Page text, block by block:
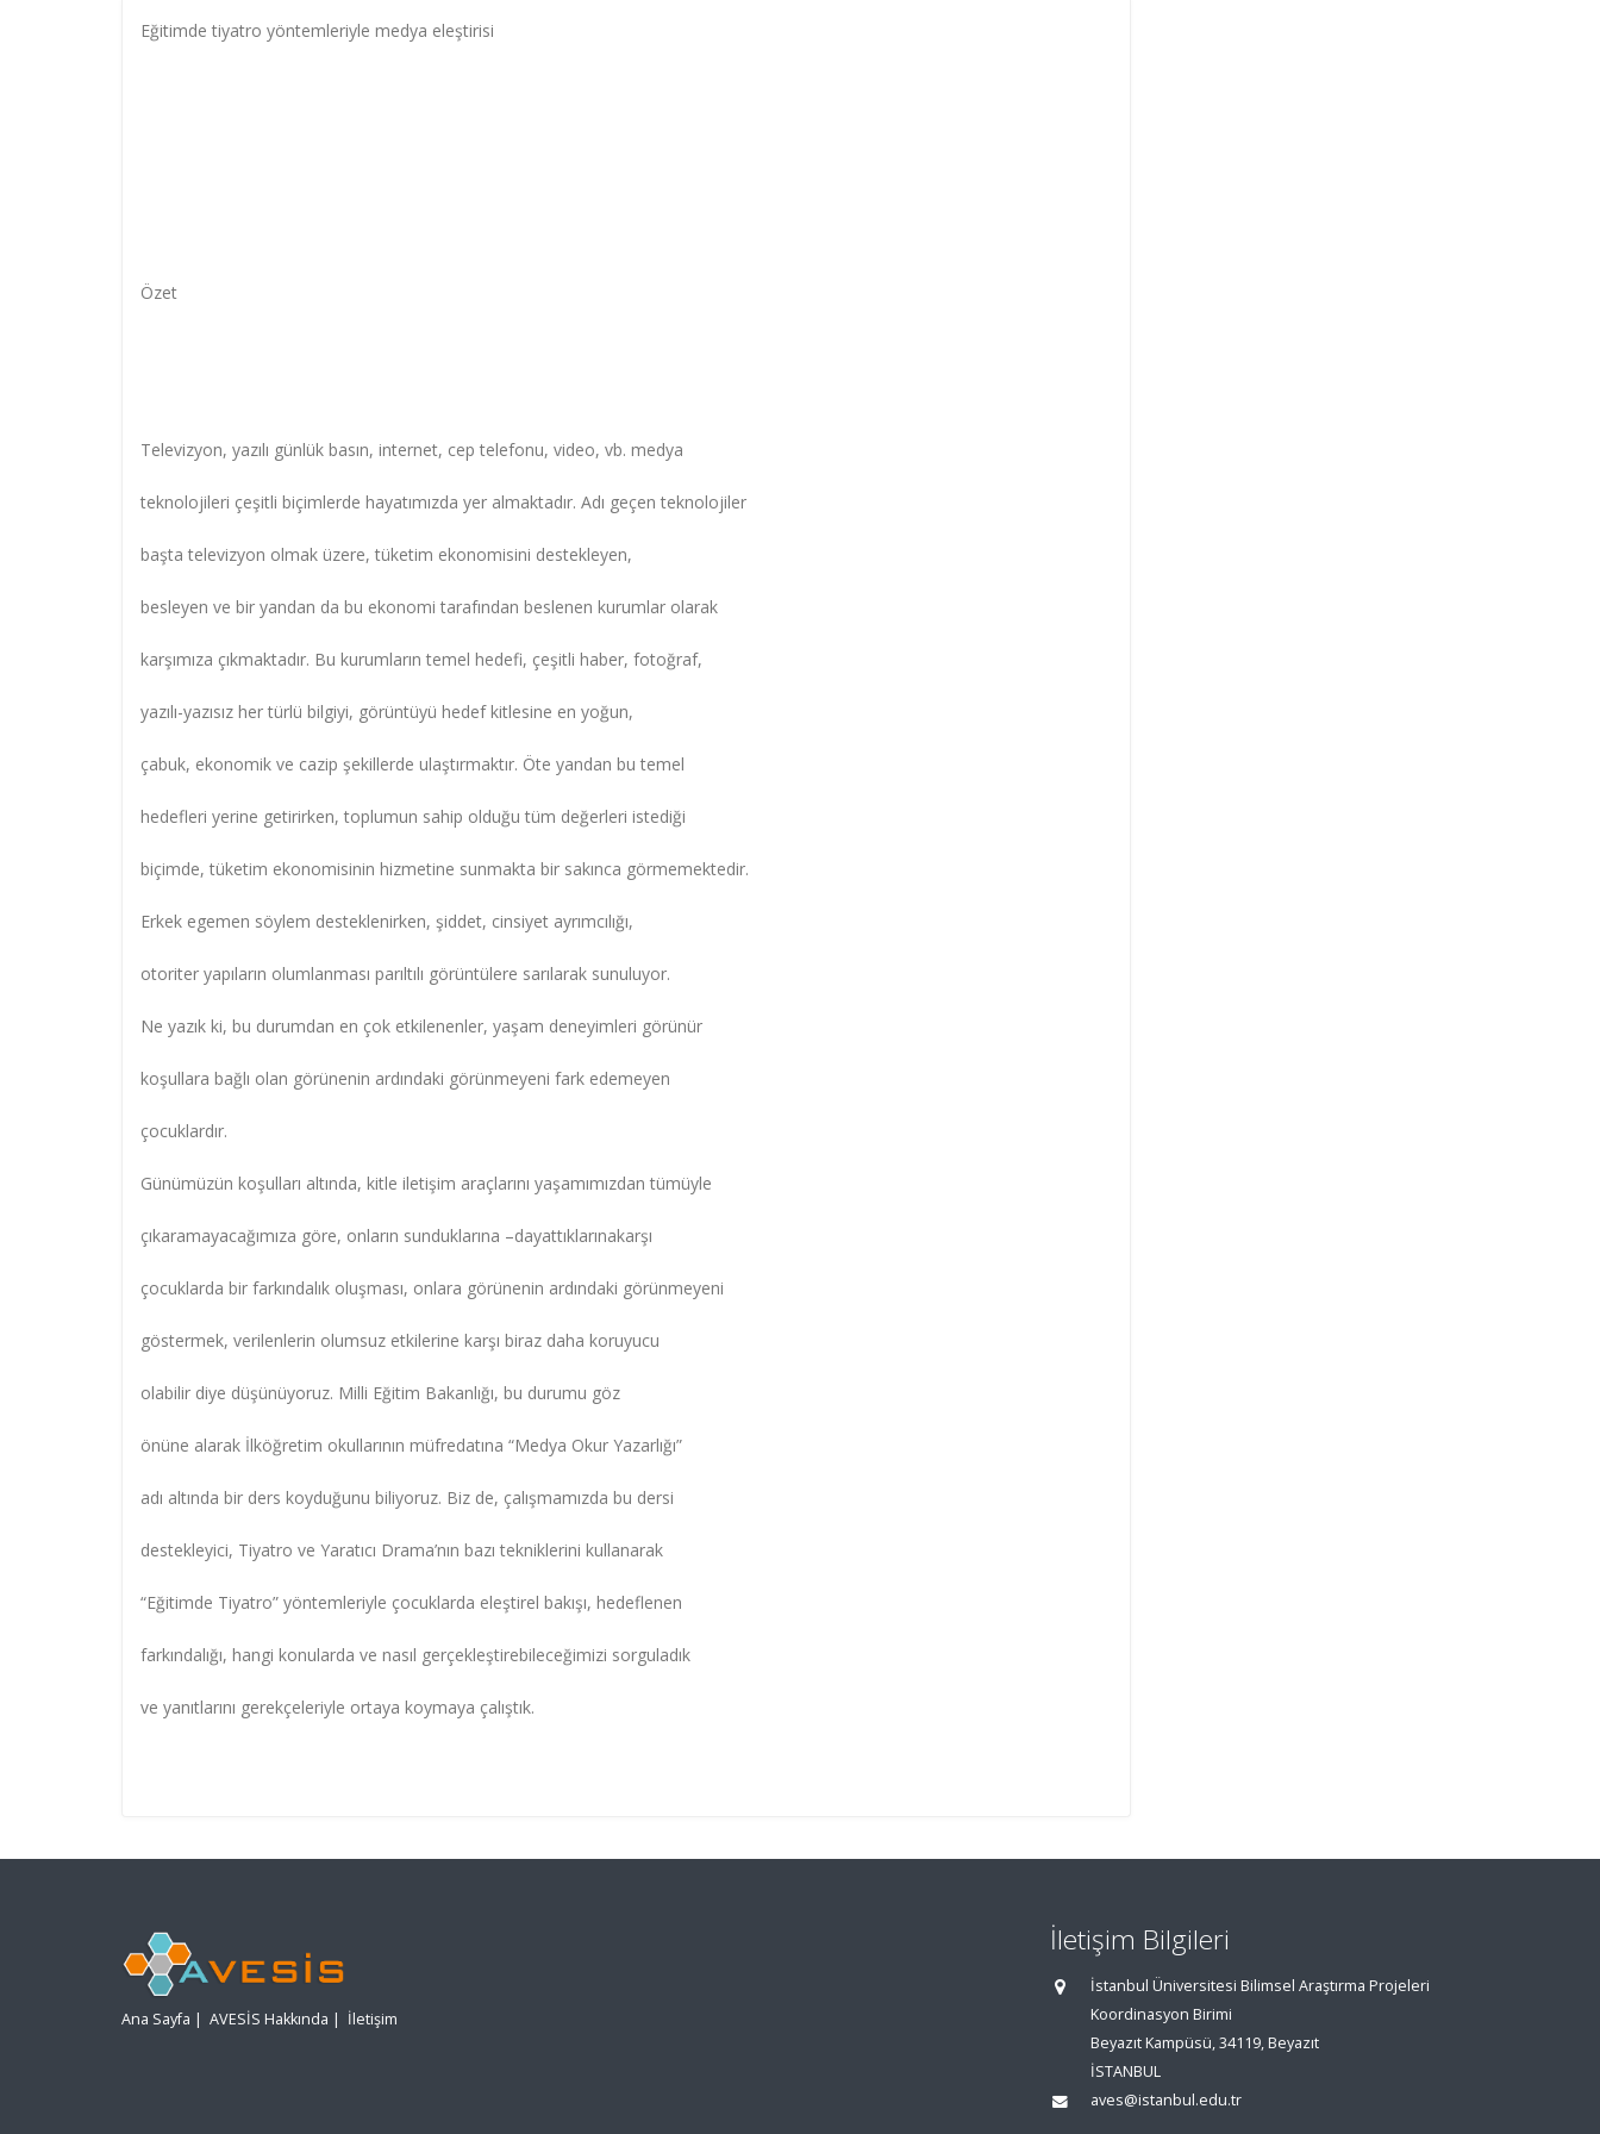
Eğitimde tiyatro yöntemleriyle medya eleştirisi
Özet
Televizyon, yazılı günlük basın, internet, cep telefonu, video, vb. medya
teknolojileri çeşitli biçimlerde hayatımızda yer almaktadır. Adı geçen teknolojiler
başta televizyon olmak üzere, tüketim ekonomisini destekleyen,
besleyen ve bir yandan da bu ekonomi tarafından beslenen kurumlar olarak
karşımıza çıkmaktadır. Bu kurumların temel hedefi, çeşitli haber, fotoğraf,
yazılı-yazısız her türlü bilgiyi, görüntüyü hedef kitlesine en yoğun,
çabuk, ekonomik ve cazip şekillerde ulaştırmaktır. Öte yandan bu temel
hedefleri yerine getirirken, toplumun sahip olduğu tüm değerleri istediği
biçimde, tüketim ekonomisinin hizmetine sunmakta bir sakınca görmemektedir.
Erkek egemen söylem desteklenirken, şiddet, cinsiyet ayrımcılığı,
otoriter yapıların olumlanması parıltılı görüntülere sarılarak sunuluyor.
Ne yazık ki, bu durumdan en çok etkilenenler, yaşam deneyimleri görünür
koşullara bağlı olan görünenin ardındaki görünmeyeni fark edemeyen
çocuklardır.
Günümüzün koşulları altında, kitle iletişim araçlarını yaşamımızdan tümüyle
çıkaramayacağımıza göre, onların sunduklarına –dayattıklarınakarşı
çocuklarda bir farkındalık oluşması, onlara görünenin ardındaki görünmeyeni
göstermek, verilenlerin olumsuz etkilerine karşı biraz daha koruyucu
olabilir diye düşünüyoruz. Milli Eğitim Bakanlığı, bu durumu göz
önüne alarak İlköğretim okullarının müfredatına “Medya Okur Yazarlığı”
adı altında bir ders koyduğunu biliyoruz. Biz de, çalışmamızda bu dersi
destekleyici, Tiyatro ve Yaratıcı Drama’nın bazı tekniklerini kullanarak
“Eğitimde Tiyatro” yöntemleriyle çocuklarda eleştirel bakışı, hedeflenen
farkındalığı, hangi konularda ve nasıl gerçekleştirebileceğimizi sorguladık
ve yanıtlarını gerekçeleriyle ortaya koymaya çalıştık.
Ana Sayfa | AVESİS Hakkında | İletişim
İletişim Bilgileri
İstanbul Üniversitesi Bilimsel Araştırma Projeleri
Koordinasyon Birimi
Beyazıt Kampüsü, 34119, Beyazıt
İSTANBUL
aves@istanbul.edu.tr